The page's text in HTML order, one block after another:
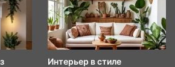
Интерьер в стиле